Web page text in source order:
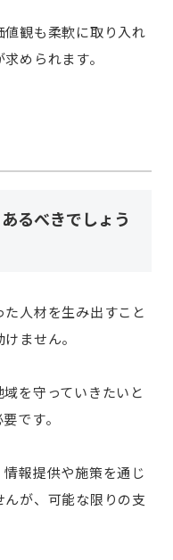
観も柔軟に取り入れ
められます。
るべきでしょう
人材を生み出すこと
ません。
を守っていきたいと
です。
報提供や施策を通じ
が、可能な限りの支